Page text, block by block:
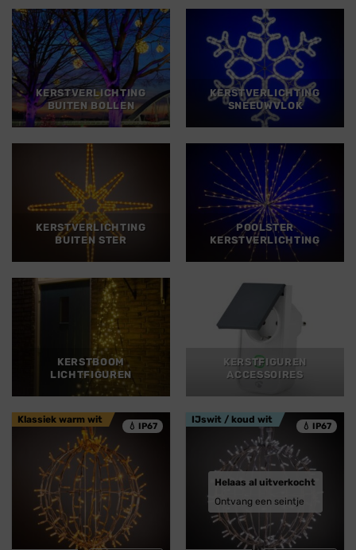
KERSTVERLICHTING
BUITEN BOLLEN
KERSTVERLICHTING
SNEEUWVLOK
KERSTVERLICHTING
BUITEN STER
POOLSTER
KERSTVERLICHTING
KERSTBOOM
LICHTFIGUREN
KERSTFIGUREN
ACCESSOIRES
💧 IP67
Klassiek warm wit
💧 IP67
IJswit / koud wit
Helaas al uitverkocht
Ontvang een seintje